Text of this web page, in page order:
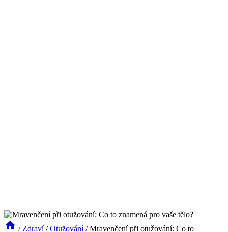
/ Zdraví / Otužování / Mravenčení při otužování: Co to